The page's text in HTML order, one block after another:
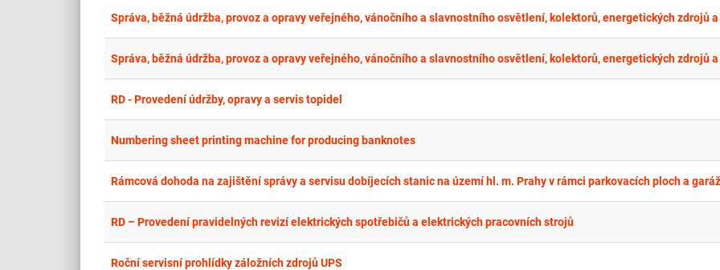
RD - Provedení údržby, opravy a servis topidel
Numbering sheet printing machine for producing banknotes
RD – Provedení pravidelných revizí elektrických spotřebičů a elektrických pracovních strojů
Roční servisní prohlídky záložních zdrojů UPS